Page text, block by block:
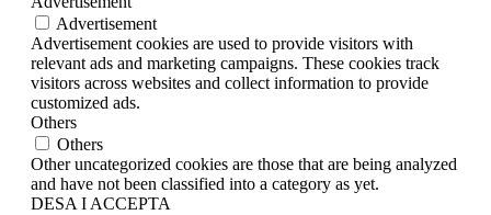
Advertisement
Advertisement cookies are used to provide visitors with
relevant ads and marketing campaigns. These cookies track
visitors across websites and collect information to provide
customized ads.
Others
Others
Other uncategorized cookies are those that are being analyzed
and have not been classified into a category as yet.
DESA I ACCEPTA